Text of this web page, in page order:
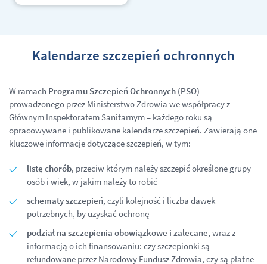
Kalendarze szczepień ochronnych
W ramach Programu Szczepień Ochronnych (PSO) –
prowadzonego przez Ministerstwo Zdrowia we współpracy z
Głównym Inspektoratem Sanitarnym – każdego roku są
opracowywane i publikowane kalendarze szczepień. Zawierają one
kluczowe informacje dotyczące szczepień, w tym:
listę chorób, przeciw którym należy szczepić określone grupy
osób i wiek, w jakim należy to robić
schematy szczepień, czyli kolejność i liczba dawek
potrzebnych, by uzyskać ochronę
podział na szczepienia obowiązkowe i zalecane, wraz z
informacją o ich finansowaniu: czy szczepionki są
refundowane przez Narodowy Fundusz Zdrowia, czy są płatne